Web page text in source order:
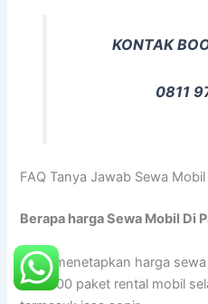
KONTAK
0811
FAQ Tanya Jawab Sewa
Berapa harga Sewa Mobil Di
Kami menetapkan harga
300.000 paket rental mobil